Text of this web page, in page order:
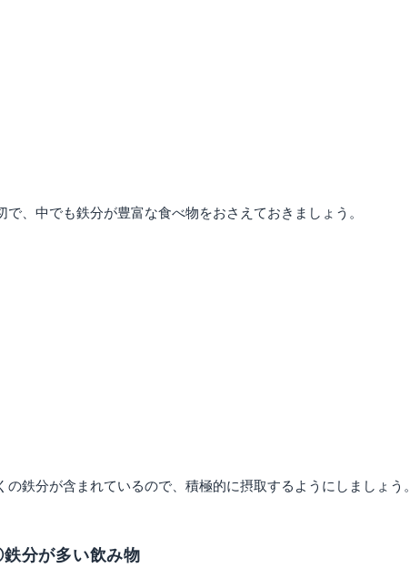
、中でも鉄分が豊富な食べ物をおさえておきましょう。
鉄分が含まれているので、積極的に摂取するようにしましょう。
分が多い飲み物